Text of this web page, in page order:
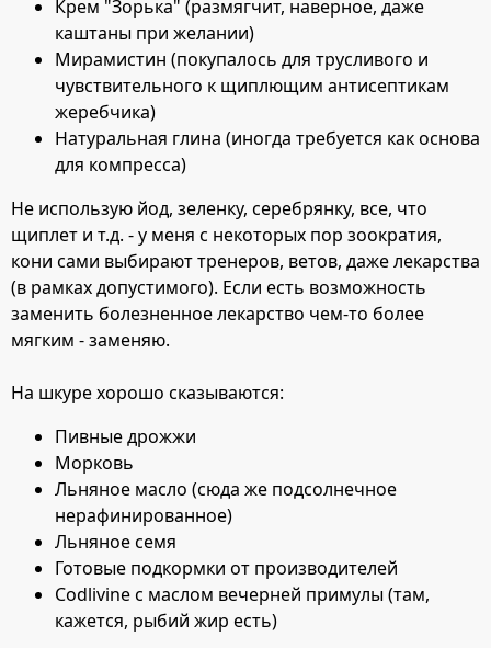
Крем "Зорька" (размягчит, наверное, даже
каштаны при желании)
Мирамистин (покупалось для трусливого и
чувствительного к щиплющим антисептикам
жеребчика)
Натуральная глина (иногда требуется как основа
для компресса)
Не использую йод, зеленку, серебрянку, все, что
щиплет и т.д. - у меня с некоторых пор зоократия,
кони сами выбирают тренеров, ветов, даже лекарства
(в рамках допустимого). Если есть возможность
заменить болезненное лекарство чем-то более
мягким - заменяю.
На шкуре хорошо сказываются:
Пивные дрожжи
Морковь
Льняное масло (сюда же подсолнечное
нерафинированное)
Льняное семя
Готовые подкормки от производителей
Codlivine с маслом вечерней примулы (там,
кажется, рыбий жир есть)